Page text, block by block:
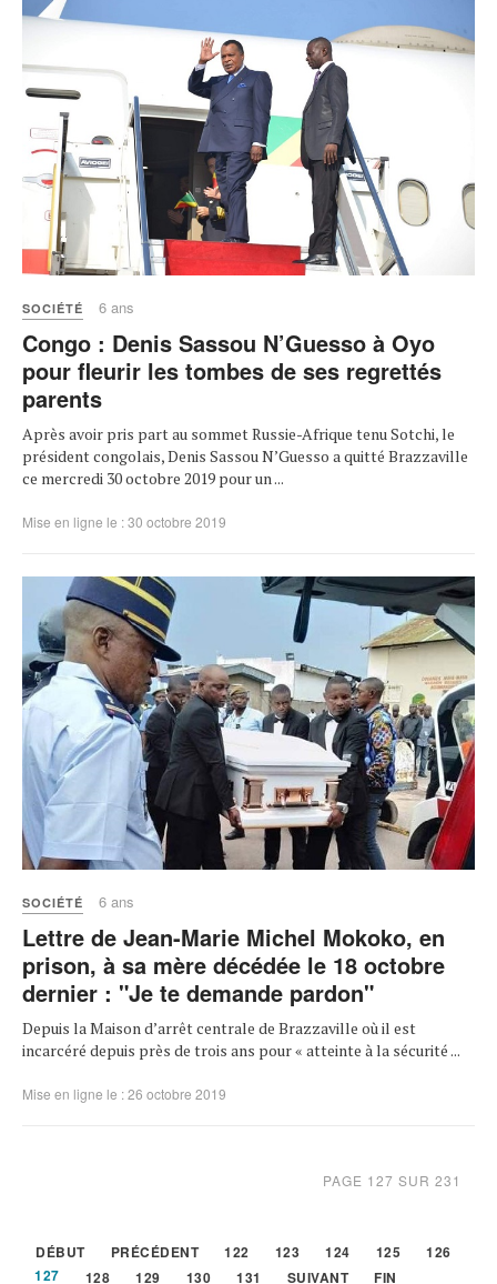
SOCIÉTÉ 6 ans
Congo : Denis Sassou N’Guesso à Oyo
pour fleurir les tombes de ses regrettés
parents
Après avoir pris part au sommet Russie-Afrique tenu Sotchi, le
président congolais, Denis Sassou N’Guesso a quitté Brazzaville
ce mercredi 30 octobre 2019 pour un ...
Mise en ligne le : 30 octobre 2019
SOCIÉTÉ 6 ans
Lettre de Jean-Marie Michel Mokoko, en
prison, à sa mère décédée le 18 octobre
dernier : "Je te demande pardon"
Depuis la Maison d’arrêt centrale de Brazzaville où il est
incarcéré depuis près de trois ans pour « atteinte à la sécurité ...
Mise en ligne le : 26 octobre 2019
PAGE 127 SUR 231
DÉBUT PRÉCÉDENT 122 123 124 125
126
127
128 129 130 131 SUIVANT FIN